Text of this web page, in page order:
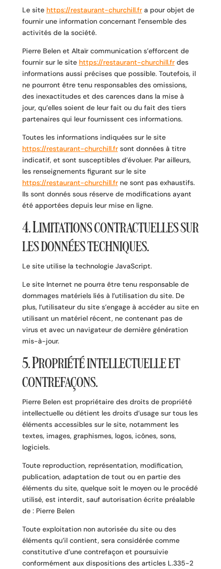
Le site https://restaurant-churchill.fra pour objet de
fournir une information concernant l’ensemble des
activités de la société.
Pierre Belen et Altaïr communication s’efforcent de
fournir sur le site https://restaurant-churchill.frdes
informations aussi précises que possible. Toutefois, il
ne pourront être tenu responsables des omissions,
des inexactitudes et des carences dans la mise à
jour, qu’elles soient de leur fait ou du fait des tiers
partenaires qui leur fournissent ces informations.
Toutes les informations indiquées sur le site
https://restaurant-churchill.frsont données à titre
indicatif, et sont susceptibles d’évoluer. Par ailleurs,
les renseignements figurant sur le site
https://restaurant-churchill.frne sont pas exhaustifs.
Ils sont donnés sous réserve de modifications ayant
été apportées depuis leur mise en ligne.
4. Limitations contractuelles sur
les données techniques.
Le site utilise la technologie JavaScript.
Le site Internet ne pourra être tenu responsable de
dommages matériels liés à l’utilisation du site. De
plus, l’utilisateur du site s’engage à accéder au site en
utilisant un matériel récent, ne contenant pas de
virus et avec un navigateur de dernière génération
mis-à-jour.
5. Propriété intellectuelle et
contrefaçons.
Pierre Belen est propriétaire des droits de propriété
intellectuelle ou détient les droits d’usage sur tous les
éléments accessibles sur le site, notamment les
textes, images, graphismes, logos, icônes, sons,
logiciels.
Toute reproduction, représentation, modification,
publication, adaptation de tout ou en partie des
éléments du site, quelque soit le moyen ou le procédé
utilisé, est interdit, sauf autorisation écrite préalable
de : Pierre Belen
Toute exploitation non autorisée du site ou des
éléments qu’il contient, sera considérée comme
constitutive d’une contrefaçon et poursuivie
conformément aux dispositions des articles L.335-2